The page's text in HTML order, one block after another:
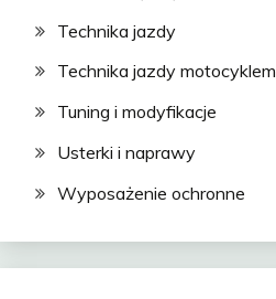
Technika jazdy
Technika jazdy motocyklem
Tuning i modyfikacje
Usterki i naprawy
Wyposażenie ochronne